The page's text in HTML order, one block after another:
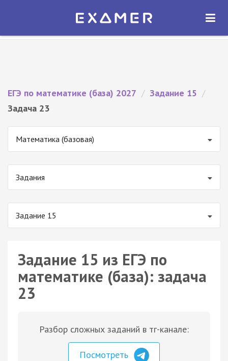
Экзамер — ЕГЭ 2027
ОТКРЫТЬ
ЕГЭ по математике (база) 2027 / Задание 15 /
Задача 23
Математика (базовая)
Задания
Задание 15
Задание 15 из ЕГЭ по
математике (база): задача
23
Разбор сложных заданий в тг-канале:
Посмотреть